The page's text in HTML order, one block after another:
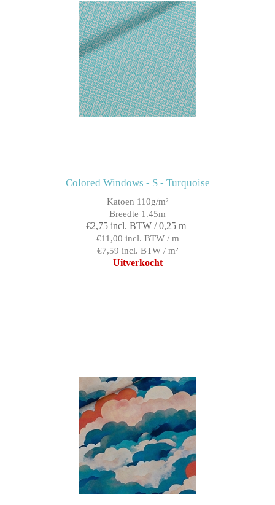
Colored Windows - S - Turquoise
Katoen 110g/m²
Breedte 1.45m
€2,75 incl. BTW / 0,25 m
€11,00 incl. BTW / m
€7,59 incl. BTW / m²
Uitverkocht